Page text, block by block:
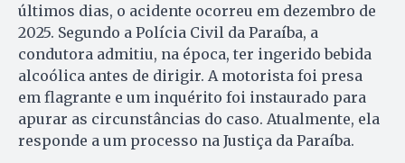
últimos dias, o acidente ocorreu em dezembro de
2025. Segundo a Polícia Civil da Paraíba, a
condutora admitiu, na época, ter ingerido bebida
alcoólica antes de dirigir. A motorista foi presa
em flagrante e um inquérito foi instaurado para
apurar as circunstâncias do caso. Atualmente, ela
responde a um processo na Justiça da Paraíba.